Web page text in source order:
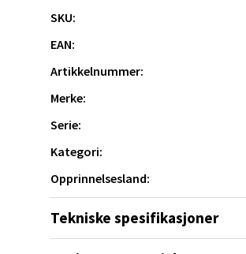
SKU:
EAN:
Artikkelnummer:
Merke:
Serie:
Kategori:
Opprinnelsesland:
Tekniske spesifikasjoner